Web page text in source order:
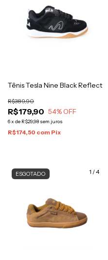
Tênis Tesla Nine Black Reflect
R$179,90
R$389,90
54% OFF
6x de R$29,98 sem juros
R$174,50 com Pix
1 /4
ESGOTADO